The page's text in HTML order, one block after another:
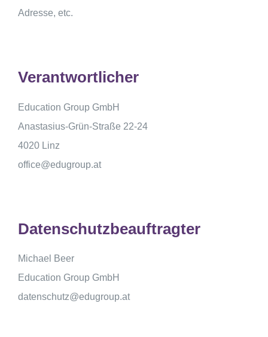
Adresse, etc.
Verantwortlicher
Education Group GmbH
Anastasius-Grün-Straße 22-24
4020 Linz
office@edugroup.at
Datenschutzbeauftragter
Michael Beer
Education Group GmbH
datenschutz@edugroup.at